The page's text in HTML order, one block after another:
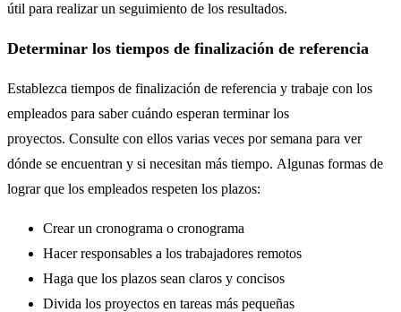
útil para realizar un seguimiento de los resultados.
Determinar los tiempos de finalización de referencia
Establezca tiempos de finalización de referencia y trabaje con los
empleados para saber cuándo esperan terminar los
proyectos. Consulte con ellos varias veces por semana para ver
dónde se encuentran y si necesitan más tiempo. Algunas formas de
lograr que los empleados respeten los plazos:
Crear un cronograma o cronograma
Hacer responsables a los trabajadores remotos
Haga que los plazos sean claros y concisos
Divida los proyectos en tareas más pequeñas